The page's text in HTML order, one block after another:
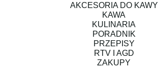
AKCESORIA DO KAWY
KAWA
KULINARIA
PORADNIK
PRZEPISY
RTV I AGD
ZAKUPY